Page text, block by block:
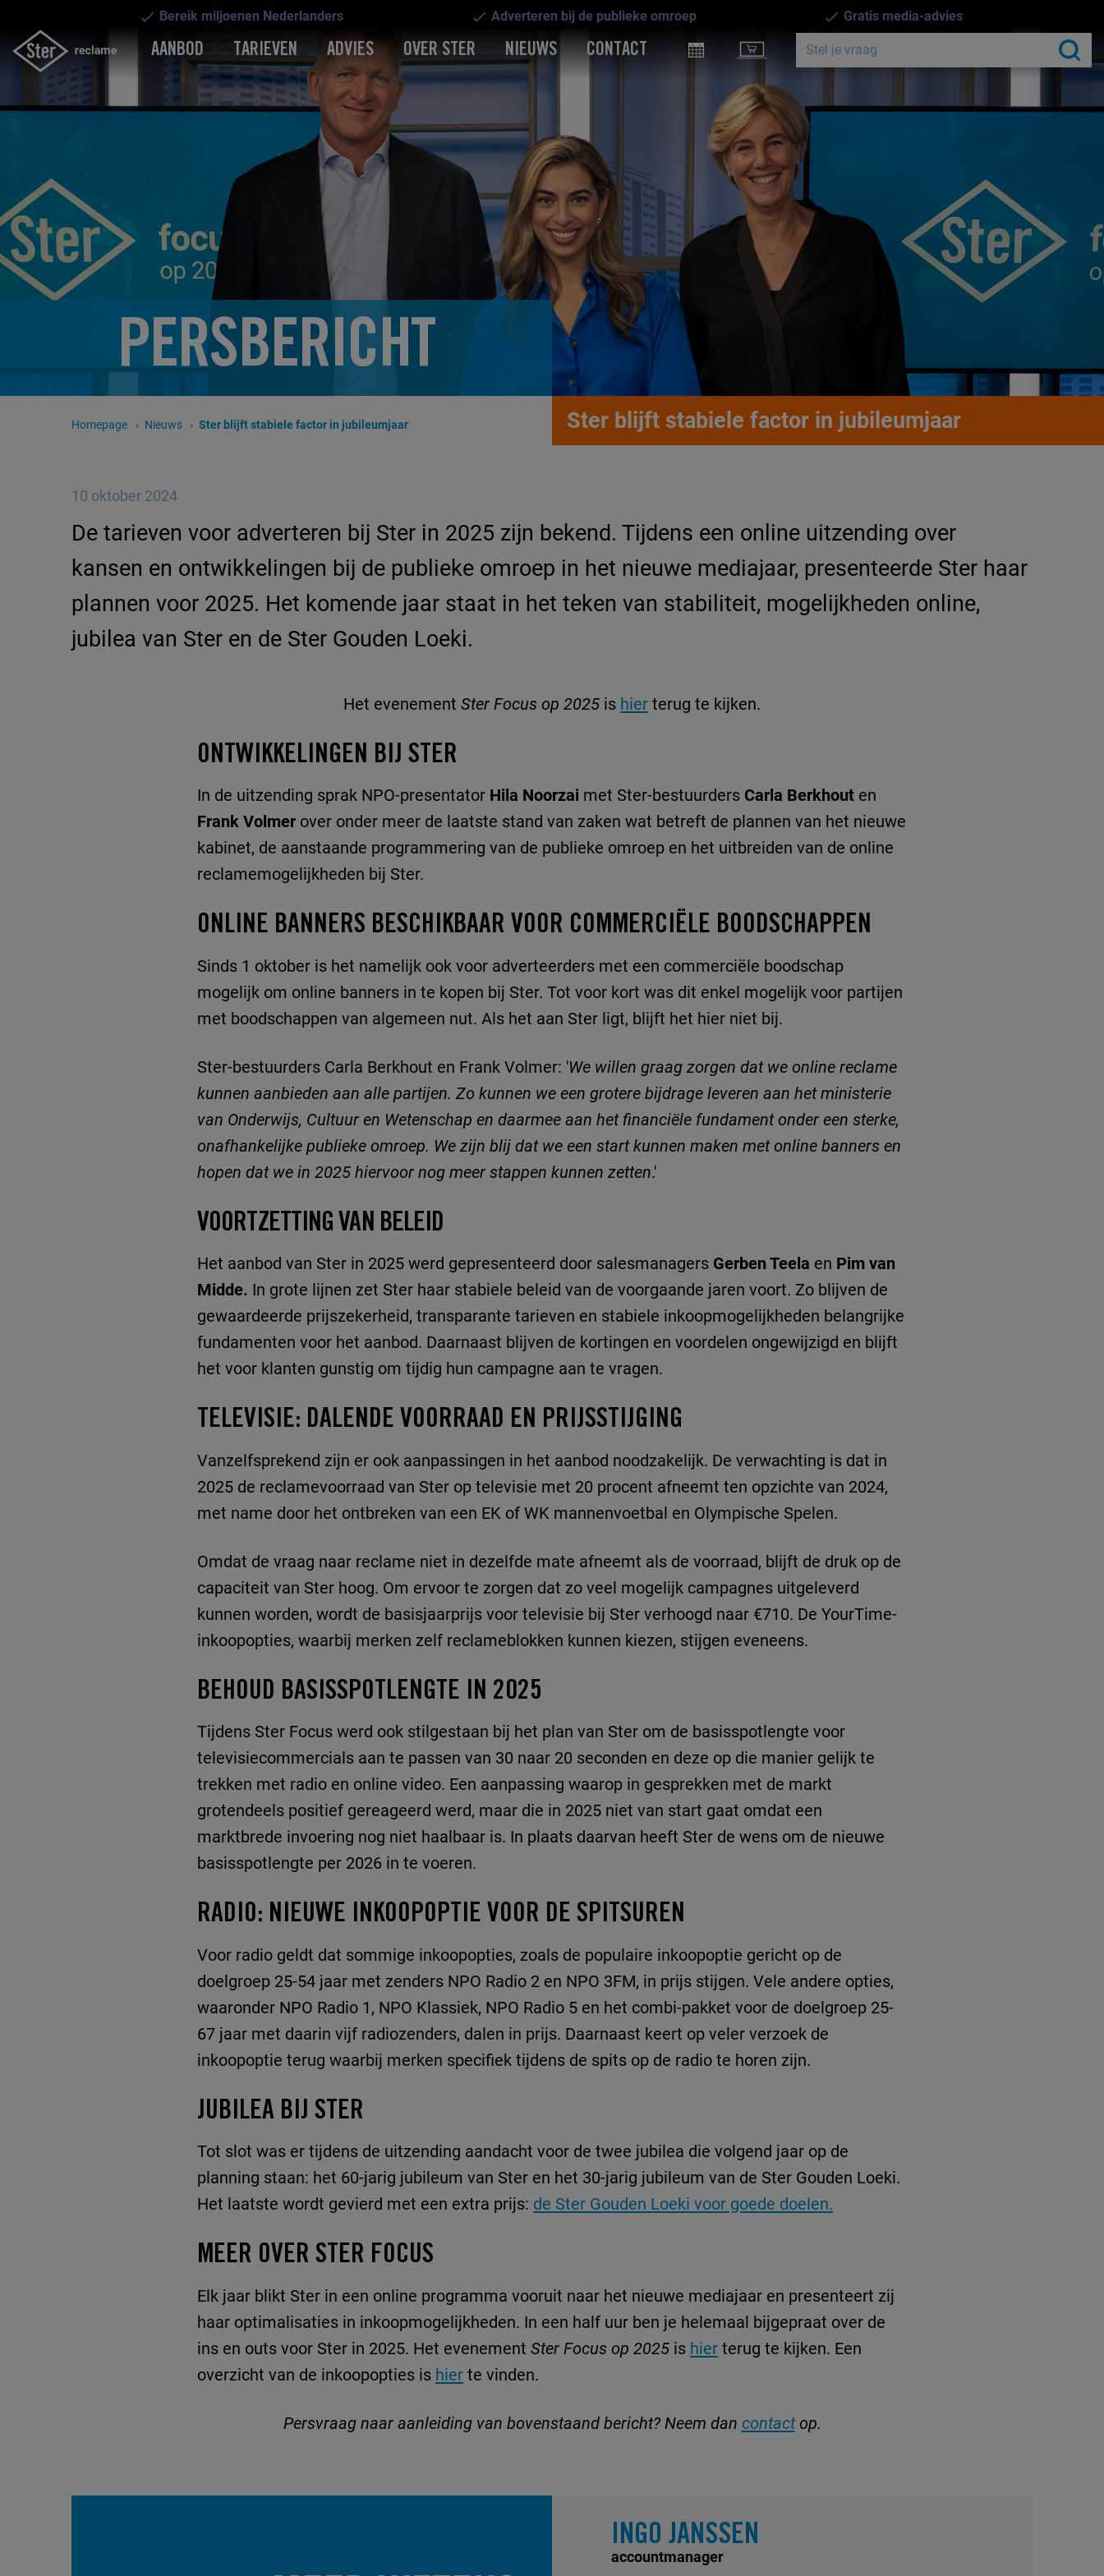
Bereik miljoenen Nederlanders Adverteren bij de publieke omroep Gratis media-advies
AANBOD TARIEVEN ADVIES OVER STER NIEUWS CONTACT
PERSBERICHT
Ster blijft stabiele factor in jubileumjaar
Homepage Nieuws Huidige pagina:
Ster blijft stabiele factor in jubileumjaar
10 oktober 2024
De tarieven voor adverteren bij Ster in 2025 zijn bekend. Tijdens een online uitzending over
kansen en ontwikkelingen bij de publieke omroep in het nieuwe mediajaar, presenteerde Ster haar
plannen voor 2025. Het komende jaar staat in het teken van stabiliteit, mogelijkheden online,
jubilea van Ster en de Ster Gouden Loeki.
Het evenement Ster Focus op 2025 is hier terug te kijken.
ONTWIKKELINGEN BIJ STER
In de uitzending sprak NPO-presentator Hila Noorzai met Ster-bestuurders Carla Berkhout en
Frank Volmer over onder meer de laatste stand van zaken wat betreft de plannen van het nieuwe
kabinet, de aanstaande programmering van de publieke omroep en het uitbreiden van de online
reclamemogelijkheden bij Ster.
ONLINE BANNERS BESCHIKBAAR VOOR COMMERCIËLE BOODSCHAPPEN
Sinds 1 oktober is het namelijk ook voor adverteerders met een commerciële boodschap
mogelijk om online banners in te kopen bij Ster. Tot voor kort was dit enkel mogelijk voor partijen
met boodschappen van algemeen nut. Als het aan Ster ligt, blijft het hier niet bij.
Ster-bestuurders Carla Berkhout en Frank Volmer: 'We willen graag zorgen dat we online reclame
kunnen aanbieden aan alle partijen. Zo kunnen we een grotere bijdrage leveren aan het ministerie
van Onderwijs, Cultuur en Wetenschap en daarmee aan het financiële fundament onder een sterke,
onafhankelijke publieke omroep. We zijn blij dat we een start kunnen maken met online banners en
hopen dat we in 2025 hiervoor nog meer stappen kunnen zetten.'
VOORTZETTING VAN BELEID
Het aanbod van Ster in 2025 werd gepresenteerd door salesmanagers Gerben Teela en Pim van
Midde. In grote lijnen zet Ster haar stabiele beleid van de voorgaande jaren voort. Zo blijven de
gewaardeerde prijszekerheid, transparante tarieven en stabiele inkoopmogelijkheden belangrijke
fundamenten voor het aanbod. Daarnaast blijven de kortingen en voordelen ongewijzigd en blijft
het voor klanten gunstig om tijdig hun campagne aan te vragen.
TELEVISIE: DALENDE VOORRAAD EN PRIJSSTIJGING
Vanzelfsprekend zijn er ook aanpassingen in het aanbod noodzakelijk. De verwachting is dat in
2025 de reclamevoorraad van Ster op televisie met 20 procent afneemt ten opzichte van 2024,
met name door het ontbreken van een EK of WK mannenvoetbal en Olympische Spelen.
Omdat de vraag naar reclame niet in dezelfde mate afneemt als de voorraad, blijft de druk op de
capaciteit van Ster hoog. Om ervoor te zorgen dat zo veel mogelijk campagnes uitgeleverd
kunnen worden, wordt de basisjaarprijs voor televisie bij Ster verhoogd naar €710. De YourTime-
inkoopopties, waarbij merken zelf reclameblokken kunnen kiezen, stijgen eveneens.
BEHOUD BASISSPOTLENGTE IN 2025
Tijdens Ster Focus werd ook stilgestaan bij het plan van Ster om de basisspotlengte voor
televisiecommercials aan te passen van 30 naar 20 seconden en deze op die manier gelijk te
trekken met radio en online video. Een aanpassing waarop in gesprekken met de markt
grotendeels positief gereageerd werd, maar die in 2025 niet van start gaat omdat een
marktbrede invoering nog niet haalbaar is. In plaats daarvan heeft Ster de wens om de nieuwe
basisspotlengte per 2026 in te voeren.
RADIO: NIEUWE INKOOPOPTIE VOOR DE SPITSUREN
Voor radio geldt dat sommige inkoopopties, zoals de populaire inkoopoptie gericht op de
doelgroep 25-54 jaar met zenders NPO Radio 2 en NPO 3FM, in prijs stijgen. Vele andere opties,
waaronder NPO Radio 1, NPO Klassiek, NPO Radio 5 en het combi-pakket voor de doelgroep 25-
67 jaar met daarin vijf radiozenders, dalen in prijs. Daarnaast keert op veler verzoek de
inkoopoptie terug waarbij merken specifiek tijdens de spits op de radio te horen zijn.
JUBILEA BIJ STER
Tot slot was er tijdens de uitzending aandacht voor de twee jubilea die volgend jaar op de
planning staan: het 60-jarig jubileum van Ster en het 30-jarig jubileum van de Ster Gouden Loeki.
Het laatste wordt gevierd met een extra prijs: de Ster Gouden Loeki voor goede doelen.
MEER OVER STER FOCUS
Elk jaar blikt Ster in een online programma vooruit naar het nieuwe mediajaar en presenteert zij
haar optimalisaties in inkoopmogelijkheden. In een half uur ben je helemaal bijgepraat over de
ins en outs voor Ster in 2025. Het evenement Ster Focus op 2025 is hier terug te kijken. Een
overzicht van de inkoopopties is hier te vinden.
Persvraag naar aanleiding van bovenstaand bericht? Neem dan contactop.
INGO JANSSEN
accountmanager